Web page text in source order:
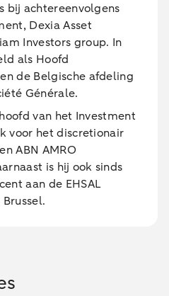
bij achtereenvolgens
Dexia Asset
Investors group. In
als Hoofd
de Belgische afdeling
Générale.
van het Investment
voor het discretionair
ABN AMRO
is hij ook sinds
aan de EHSAL